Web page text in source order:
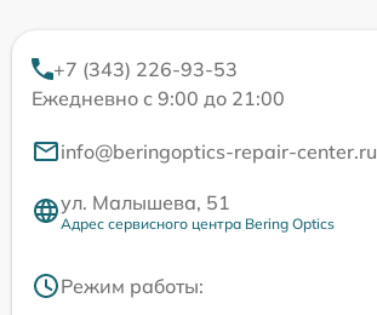
+7 (343) 226-93-53
Ежедневно с 9:00 до 21:00
info@beringoptics-repair-center.ru
ул. Малышева, 51
Адрес сервисного центра Bering Optics
Режим работы: